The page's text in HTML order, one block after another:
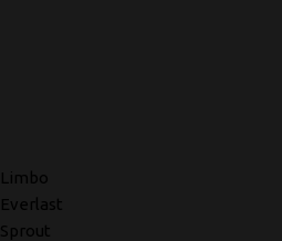
Limbo
Everlast
Sprout